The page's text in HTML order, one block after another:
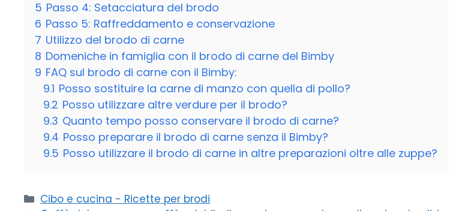
5 Passo 4: Setacciatura del brodo
6 Passo 5: Raffreddamento e conservazione
7 Utilizzo del brodo di carne
8 Domeniche in famiglia con il brodo di carne del Bimby
9 FAQ sul brodo di carne con il Bimby:
9.1 Posso sostituire la carne di manzo con quella di pollo?
9.2 Posso utilizzare altre verdure per il brodo?
9.3 Quanto tempo posso conservare il brodo di carne?
9.4 Posso preparare il brodo di carne senza il Bimby?
9.5 Posso utilizzare il brodo di carne in altre preparazioni oltre alle zuppe?
Categorie
Cibo e cucina - Ricette per brodi